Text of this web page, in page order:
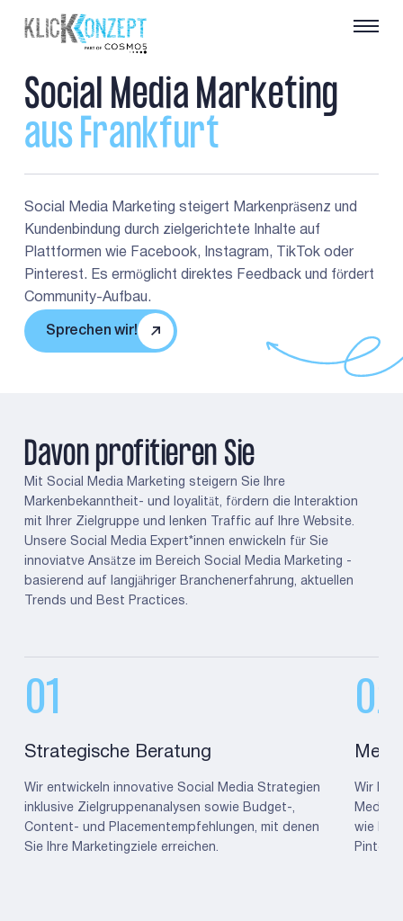
Social MediaMarketing
ausFrankfurt
Social Media Marketing steigert Markenpräsenz und
Kundenbindung durch zielgerichtete Inhalte auf
Plattformen wie Facebook, Instagram, TikTok oder
Pinterest. Es ermöglicht direktes Feedback und fördert
Community-Aufbau.
Sprechen wir!
Davon profitieren Sie
Mit Social Media Marketing steigern Sie Ihre
Markenbekanntheit- und loyalität, fördern die Interaktion
mit Ihrer Zielgruppe und lenken Traffic auf Ihre Website.
Unsere Social Media Expert*innen enwickeln für Sie
innoviatve Ansätze im Bereich Social Media Marketing -
basierend auf langjähriger Branchenerfahrung, aktuellen
Trends und Best Practices.
01
Strategische Beratung
Wir entwickeln innovative Social Media Strategien
inklusive Zielgruppenanalysen sowie Budget-,
Content- und Placementempfehlungen, mit denen
Sie Ihre Marketingziele erreichen.
02
Wir
Media
wie